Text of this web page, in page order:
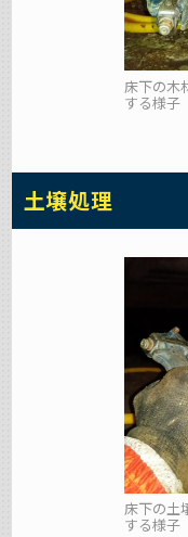
床下の木
する様子
土壌処理
床下の土
する様子